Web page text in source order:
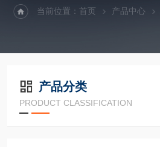
当前位置：首页 产品中心
产品分类
PRODUCT CLASSIFICATION